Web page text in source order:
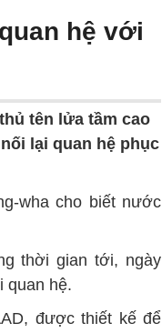
hệ với
tên lửa tầm cao
lại quan hệ phục
wha cho biết nước
thời gian tới, ngày
quan hệ.
được thiết kế để